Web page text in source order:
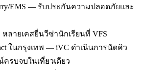
EMS — รับประกันความปลอดภัยและ
ลายเคสยื่นวีซ่านักเรียนที่ VFS
ในกรุงเทพ — iVC ดำเนินการนัดคิว
รบจบในเที่ยวเดียว